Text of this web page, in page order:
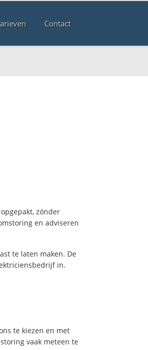
Contact
zónder
en adviseren
te laten maken. De
in.
te kiezen en met
vaak meteen te